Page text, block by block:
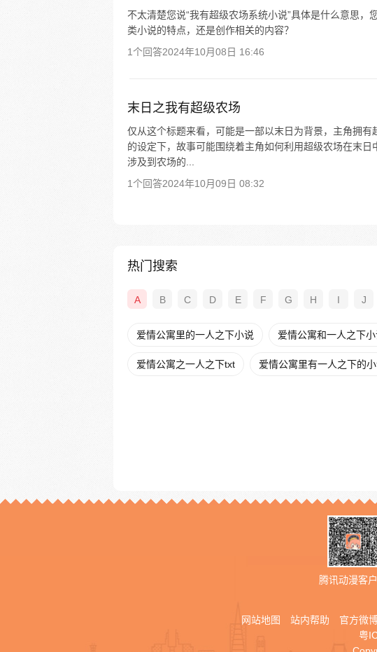
不太清楚您说“我有超级农场系统小说”具体是什么意思
类小说的特点，还是创作相关的内容？
1个回答2024年10月08日 16:46
末日之我有超级农场
仅从这个标题来看，可能是一部以末日为背景，主角拥
的设定下，故事可能围绕着主角如何利用超级农场在末
涉及到农场的...
1个回答2024年10月09日 08:32
热门搜索
A B C D E F G H I J
爱情公寓里的一人之下小说 爱情公寓和一人之下小
爱情公寓之一人之下txt 爱情公寓里有一人之下的
腾讯动漫客
网站地图 站内帮助 官方微
粤